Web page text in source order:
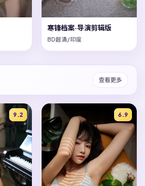
寒锋档案·导演剪辑版
BD超清/印度
查看更多
9.2 6.9